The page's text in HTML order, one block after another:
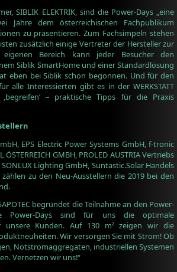
SIBLIK ELEKTRIK, sind die Power-Days „eine
Jahre dem österreichischen Fachpublikum
zu präsentieren. Zum Fachsimpeln stehen
zusätzlich einige Vertreter der Hersteller zur
Bereich kann jeder Besucher den
Siblik SmartHome und einer Standardlösung
eben bei Siblik schon begonnen. Und für den
alle Interessierten gibt es in der WERKSTATT
– praktische Tipps für die Praxis
EPS Electric Power Systems GmbH, f-tronic
ÖSTERREICH GMBH, PROLED AUSTRIA Vertriebs
SONLUX Lighting GmbH, Suntastic.Solar Handels
zu den Neu-Ausstellern die 2019 bei den
begründet die Teilnahme an den Power-
Power-Days sind für uns die optimale
unsere Kunden. Auf 130 m² zeigen wir die
Wir versorgen Sie mit Strom! Ob
Notstromaggregaten, industriellen Systemen
Vernetzen wir uns!“